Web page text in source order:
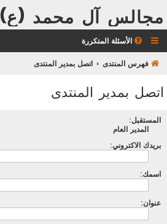
مجالس آل محمد (ع)
الأسئلة المتكررة
فهرس المنتدى اتصل بمدير المنتدى
اتصل بمدير المنتدى
المستقبل:
المدير العام
بريدك الاكتروني:
اسمك:
عنوان: